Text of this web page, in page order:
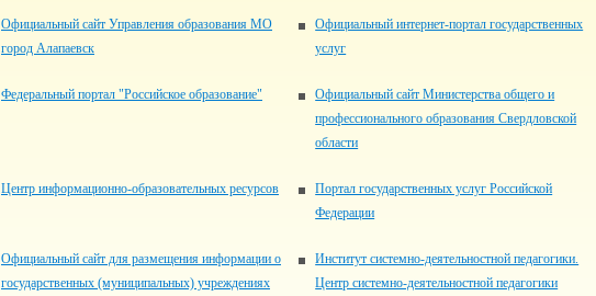
Официальный сайт Управления образования МО
город Алапаевск
Официальный интернет-портал государственных
услуг
Федеральный портал "Российское образование"
Официальный сайт Министерства общего и
профессионального образования Свердловской
области
Центр информационно-образовательных ресурсов
Портал государственных услуг Российской
Федерации
Официальный сайт для размещения информации о
государственных (муниципальных) учреждениях
Институт системно-деятельностной педагогики.
Центр системно-деятельностной педагогики